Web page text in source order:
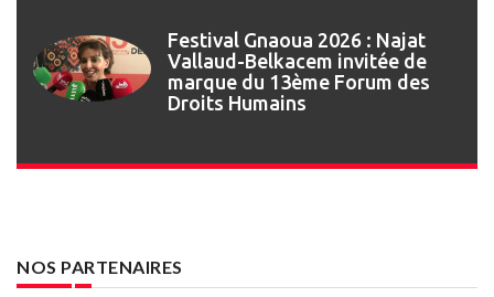
Festival Gnaoua : retour en
images sur l’ouverture de la 27e
édition
NOS PARTENAIRES